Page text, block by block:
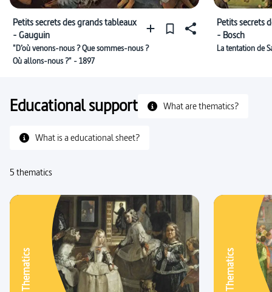
Petits secrets des grands tableaux
- Gauguin
"D’où venons-nous ? Que sommes-nous ?
Où allons-nous ?" - 1897
Petits secrets
- Bosch
La tentation de
Educational support What are thematics?
What is a educational sheet?
5 thematics
Thematics Thematics